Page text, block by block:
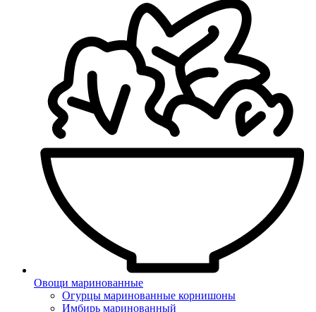
Овощи маринованные
Огурцы маринованные корнишоны
Имбирь маринованный